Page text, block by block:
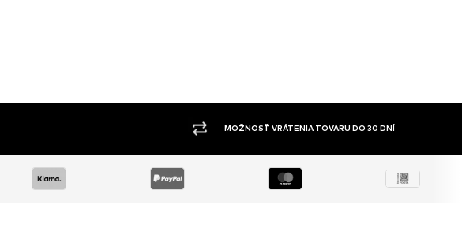
MOŽNOSŤ VRÁTENIA TOVARU DO 30 DNÍ